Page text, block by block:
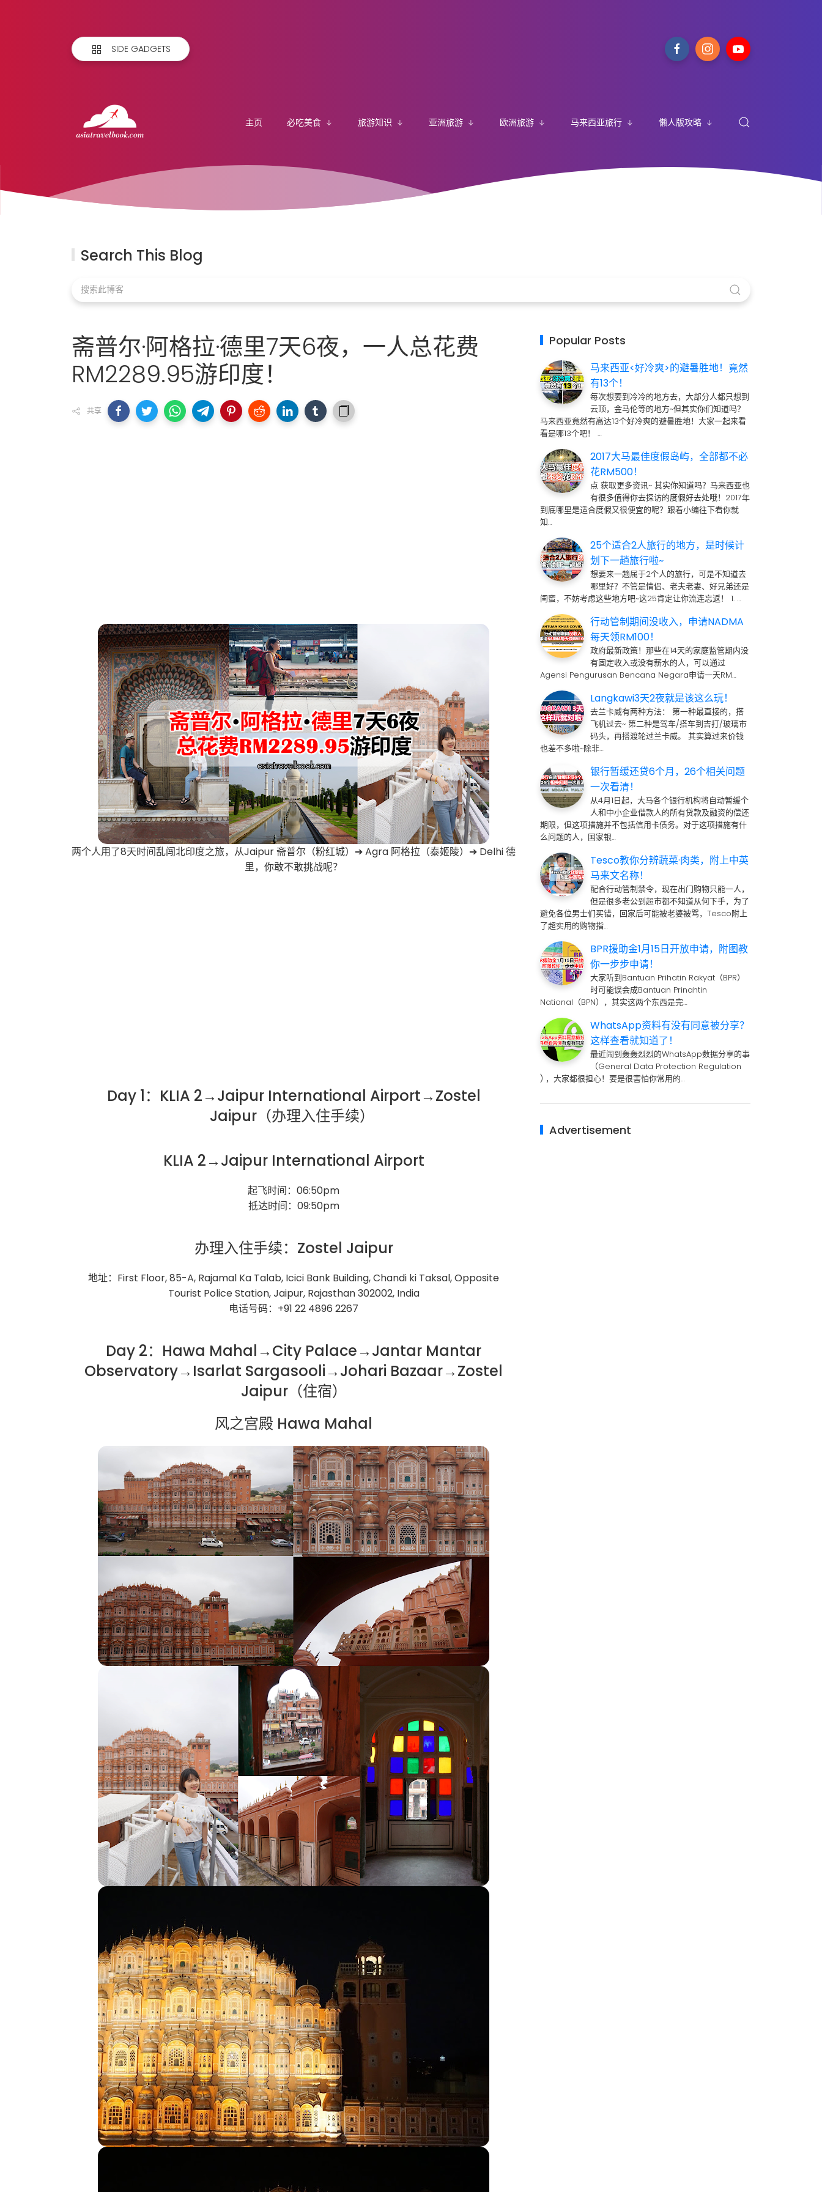
SIDE GADGETS
主页 必吃美食 旅游知识 亚洲旅游 欧洲旅游 马来西亚旅行 懒人版攻略
Search This Blog
斋普尔·阿格拉·德里7天6夜，一人总花费
RM2289.95游印度！
共享
两个人用了8天时间乱闯北印度之旅，从Jaipur 斋普尔（粉红城）➔ Agra 阿格拉（泰姬陵）➔ Delhi 德
里，你敢不敢挑战呢？
Day 1：KLIA 2→Jaipur International Airport→Zostel
Jaipur（办理入住手续）
KLIA 2→Jaipur International Airport
起飞时间：06:50pm
抵达时间：09:50pm
办理入住手续：Zostel Jaipur
地址：First Floor, 85-A, Rajamal Ka Talab, Icici Bank Building, Chandi ki Taksal, Opposite
Tourist Police Station, Jaipur, Rajasthan 302002, India
电话号码：+91 22 4896 2267
Day 2：Hawa Mahal→City Palace→Jantar Mantar
Observatory→Isarlat Sargasooli→Johari Bazaar→Zostel
Jaipur（住宿）
风之宫殿 Hawa Mahal
Popular Posts
马来西亚<好冷爽>的避暑胜地！竟然
有13个！
每次想要到冷冷的地方去，大部分人都只想到
云顶，金马伦等的地方~但其实你们知道吗？
马来西亚竟然有高达13个好冷爽的避暑胜地！大家一起来看
看是哪13个吧！ …
2017大马最佳度假岛屿，全部都不必
花RM500！
点 获取更多资讯~ 其实你知道吗？马来西亚也
有很多值得你去探访的度假好去处哦！2017年
到底哪里是适合度假又很便宜的呢？跟着小编往下看你就
知…
25个适合2人旅行的地方，是时候计
划下一趟旅行啦~
想要来一趟属于2个人的旅行，可是不知道去
哪里好？不管是情侣、老夫老妻、好兄弟还是
闺蜜，不妨考虑这些地方吧~这25肯定让你流连忘返！ 1. …
行动管制期间没收入，申请NADMA
每天领RM100！
政府最新政策！那些在14天的家庭监管期内没
有固定收入或没有薪水的人，可以通过
Agensi Pengurusan Bencana Negara申请一天RM…
Langkawi3天2夜就是该这么玩！
去兰卡威有两种方法： 第一种最直接的，搭
飞机过去~ 第二种是驾车/搭车到吉打/玻璃市
码头，再搭渡轮过兰卡威。 其实算过来价钱
也差不多啦~除非…
银行暂缓还贷6个月，26个相关问题
一次看清！
从4月1日起，大马各个银行机构将自动暂缓个
人和中小企业借款人的所有贷款及融资的偿还
期限，但这项措施并不包括信用卡债务。对于这项措施有什
么问题的人，国家银…
Tesco教你分辨蔬菜·肉类，附上中英
马来文名称！
配合行动管制禁令，现在出门购物只能一人，
但是很多老公到超市都不知道从何下手，为了
避免各位男士们买错，回家后可能被老婆被骂，Tesco附上
了超实用的购物指…
BPR援助金1月15日开放申请，附图教
你一步步申请！
大家听到Bantuan Prihatin Rakyat（BPR）
时可能误会成Bantuan Prinahtin
National（BPN），其实这两个东西是完…
WhatsApp资料有没有同意被分享？
这样查看就知道了！
最近闹到轰轰烈烈的WhatsApp数据分享的事
（General Data Protection Regulation
) ，大家都很担心！要是很害怕你常用的…
Advertisement